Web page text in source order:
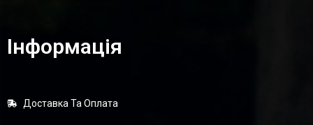
Інформація
Доставка Та Оплата